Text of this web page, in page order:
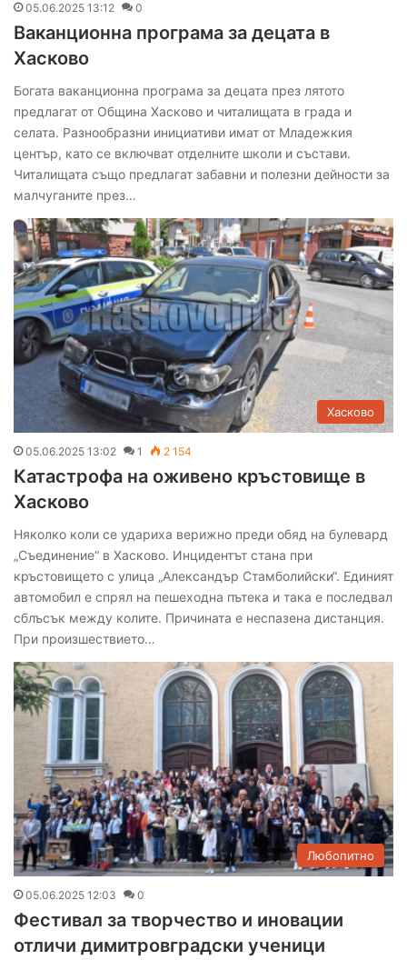
05.06.2025 13:12 0
Ваканционна програма за децата в
Хасково
Богата ваканционна програма за децата през лятото
предлагат от Община Хасково и читалищата в града и
селата. Разнообразни инициативи имат от Младежкия
център, като се включват отделните школи и състави.
Читалищата също предлагат забавни и полезни дейности за
малчуганите през…
Хасково
05.06.2025 13:02 1 2 154
Катастрофа на оживено кръстовище в
Хасково
Няколко коли се удариха верижно преди обяд на булевард
„Съединение“ в Хасково. Инцидентът стана при
кръстовището с улица „Александър Стамболийски“. Единият
автомобил е спрял на пешеходна пътека и така е последвал
сблъсък между колите. Причината е неспазена дистанция.
При произшествието…
Любопитно
05.06.2025 12:03 0
Фестивал за творчество и иновации
отличи димитровградски ученици